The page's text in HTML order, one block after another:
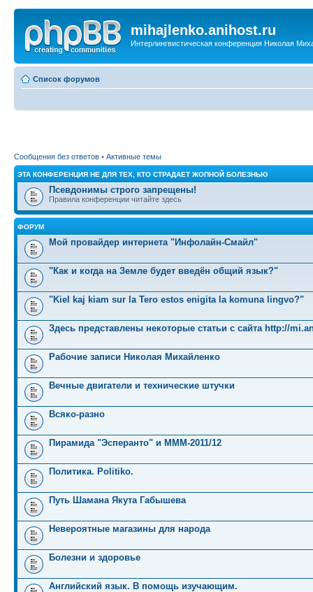
mihajlenko.anihost.ru
Интерлингвистическая конференция Николая
Список форумов
Сообщения без ответов • Активные темы
ЭТА КОНФЕРЕНЦИЯ НЕ ДЛЯ ТЕХ, КТО СТРАДАЕТ ЖОПНОЙ БОЛЕЗНЬЮ
Псевдонимы строго запрещены!
Правила конференции читайте здесь
ФОРУМ
Мой провайдер интернета "Инфолайн-Смайл"
"Как и когда на Земле будет введён общий язык?"
"Kiel kaj kiam sur la Tero estos enigita la komuna lingvo?"
Здесь представлены некоторые статьи с сайта http://
Рабочие записи Николая Михайленко
Вечные двигатели и технические штучки
Всяко-разно
Пирамида "Эсперанто" и MMM-2011/12
Политика. Politiko.
Путь Шамана Якута Габышева
Невероятные магазины для народа
Болезни и здоровье
Английский язык. В помощь изучающим.